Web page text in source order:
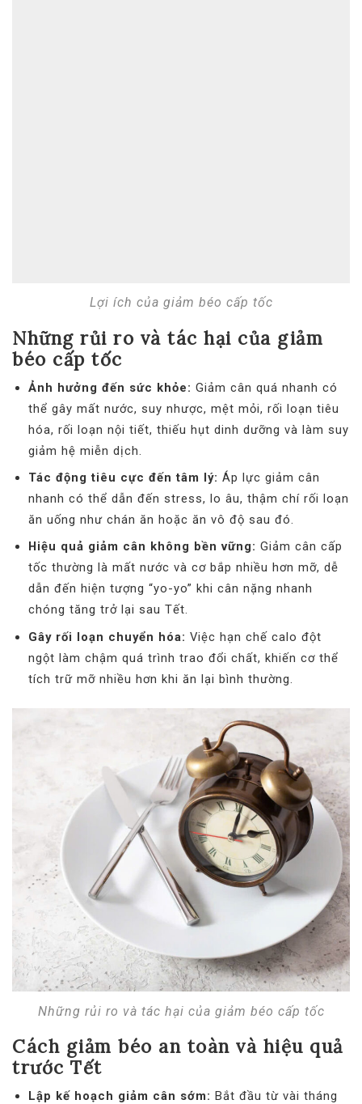
Lợi ích của giảm béo cấp tốc
Những rủi ro và tác hại của giảm
béo cấp tốc
Ảnh hưởng đến sức khỏe: Giảm cân quá nhanh có
thể gây mất nước, suy nhược, mệt mỏi, rối loạn tiêu
hóa, rối loạn nội tiết, thiếu hụt dinh dưỡng và làm suy
giảm hệ miễn dịch.
Tác động tiêu cực đến tâm lý: Áp lực giảm cân
nhanh có thể dẫn đến stress, lo âu, thậm chí rối loạn
ăn uống như chán ăn hoặc ăn vô độ sau đó.
Hiệu quả giảm cân không bền vững: Giảm cân cấp
tốc thường là mất nước và cơ bắp nhiều hơn mỡ, dễ
dẫn đến hiện tượng “yo-yo” khi cân nặng nhanh
chóng tăng trở lại sau Tết.
Gây rối loạn chuyển hóa: Việc hạn chế calo đột
ngột làm chậm quá trình trao đổi chất, khiến cơ thể
tích trữ mỡ nhiều hơn khi ăn lại bình thường.
Những rủi ro và tác hại của giảm béo cấp tốc
Cách giảm béo an toàn và hiệu quả
trước Tết
Lập kế hoạch giảm cân sớm: Bắt đầu từ vài tháng